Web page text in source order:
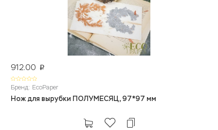
912.00 p
Бренд: EcoPaper
Нож для вырубки ПОЛУМЕСЯЦ, 97*97 мм